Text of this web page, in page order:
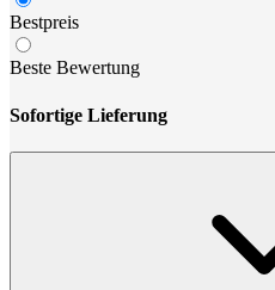
Bestpreis
Beste Bewertung
Sofortige Lieferung